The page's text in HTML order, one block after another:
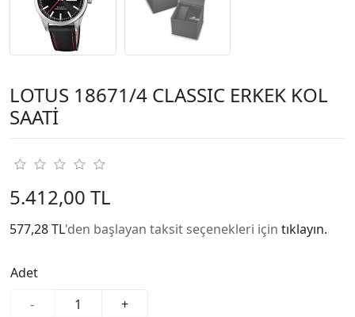
LOTUS 18671/4 CLASSIC ERKEK KOL
SAATİ
5.412,00 TL
577,28 TL'den başlayan taksit seçenekleri için tıklayın.
Adet
-
+